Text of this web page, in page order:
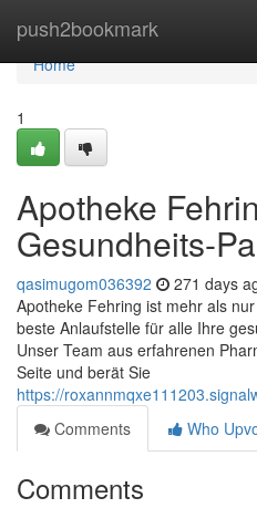
push2bookmark
Home
Home
1
Apotheke
Gesundheits-
qasimugom036392 271 days
Apotheke Fehring ist mehr als
beste Anlaufstelle für alle Ihre
Unser Team aus erfahrenen
Seite und berät Sie
https://
Comments
Who
Comments